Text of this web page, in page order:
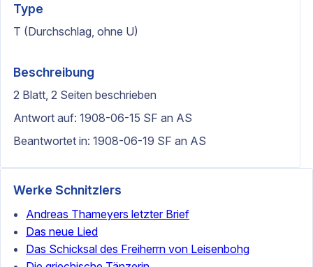
Type
T (Durchschlag, ohne U)
Beschreibung
2 Blatt, 2 Seiten beschrieben
Antwort auf: 1908-06-15 SF an AS
Beantwortet in: 1908-06-19 SF an AS
Werke Schnitzlers
Andreas Thameyers letzter Brief
Das neue Lied
Das Schicksal des Freiherrn von Leisenbohg